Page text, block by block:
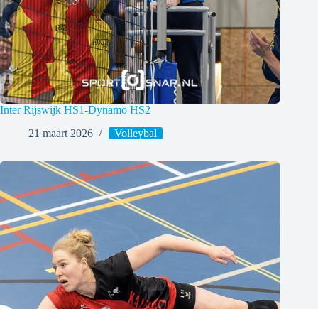
Inter Rijswijk HS1-Dynamo HS2
21 maart 2026
Volleybal